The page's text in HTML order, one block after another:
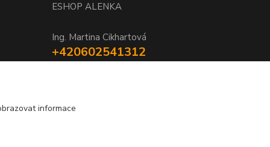
ESHOP ALENKA
Ing. Martina Cikhartová
+420602541312
informace